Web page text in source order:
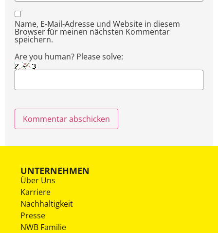
Name, E-Mail-Adresse und Website in diesem
Browser für meinen nächsten Kommentar
speichern.
Are you human? Please solve:
UNTERNEHMEN
Über Uns
Karriere
Nachhaltigkeit
Presse
NWB Familie